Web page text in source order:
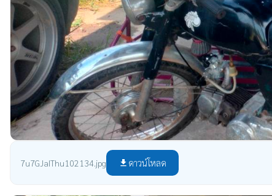
7u7GJaIThu102134.jpg file_download ดาวน์โหลด